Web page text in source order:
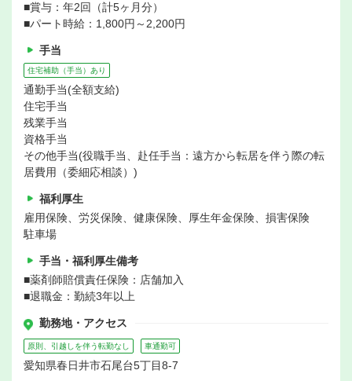
■賞与：年2回（計5ヶ月分）
■パート時給：1,800円～2,200円
手当
住宅補助（手当）あり
通勤手当(全額支給)
住宅手当
残業手当
資格手当
その他手当(役職手当、赴任手当：遠方から転居を伴う際の転
居費用（委細応相談）)
福利厚生
雇用保険、労災保険、健康保険、厚生年金保険、損害保険
駐車場
手当・福利厚生備考
■薬剤師賠償責任保険：店舗加入
■退職金：勤続3年以上
勤務地・アクセス
原則、引越しを伴う転勤なし 車通勤可
愛知県春日井市石尾台5丁目8-7